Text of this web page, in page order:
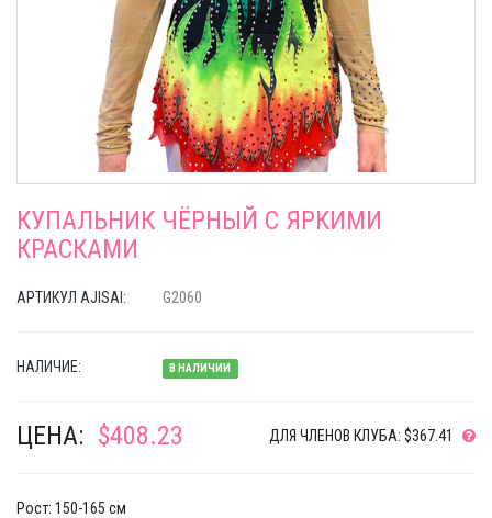
КУПАЛЬНИК ЧЁРНЫЙ С ЯРКИМИ
КРАСКАМИ
АРТИКУЛ AJISAI: G2060
НАЛИЧИЕ: В НАЛИЧИИ
ЦЕНА: $408.23 ДЛЯ ЧЛЕНОВ КЛУБА: $367.41
Рост: 150-165 см